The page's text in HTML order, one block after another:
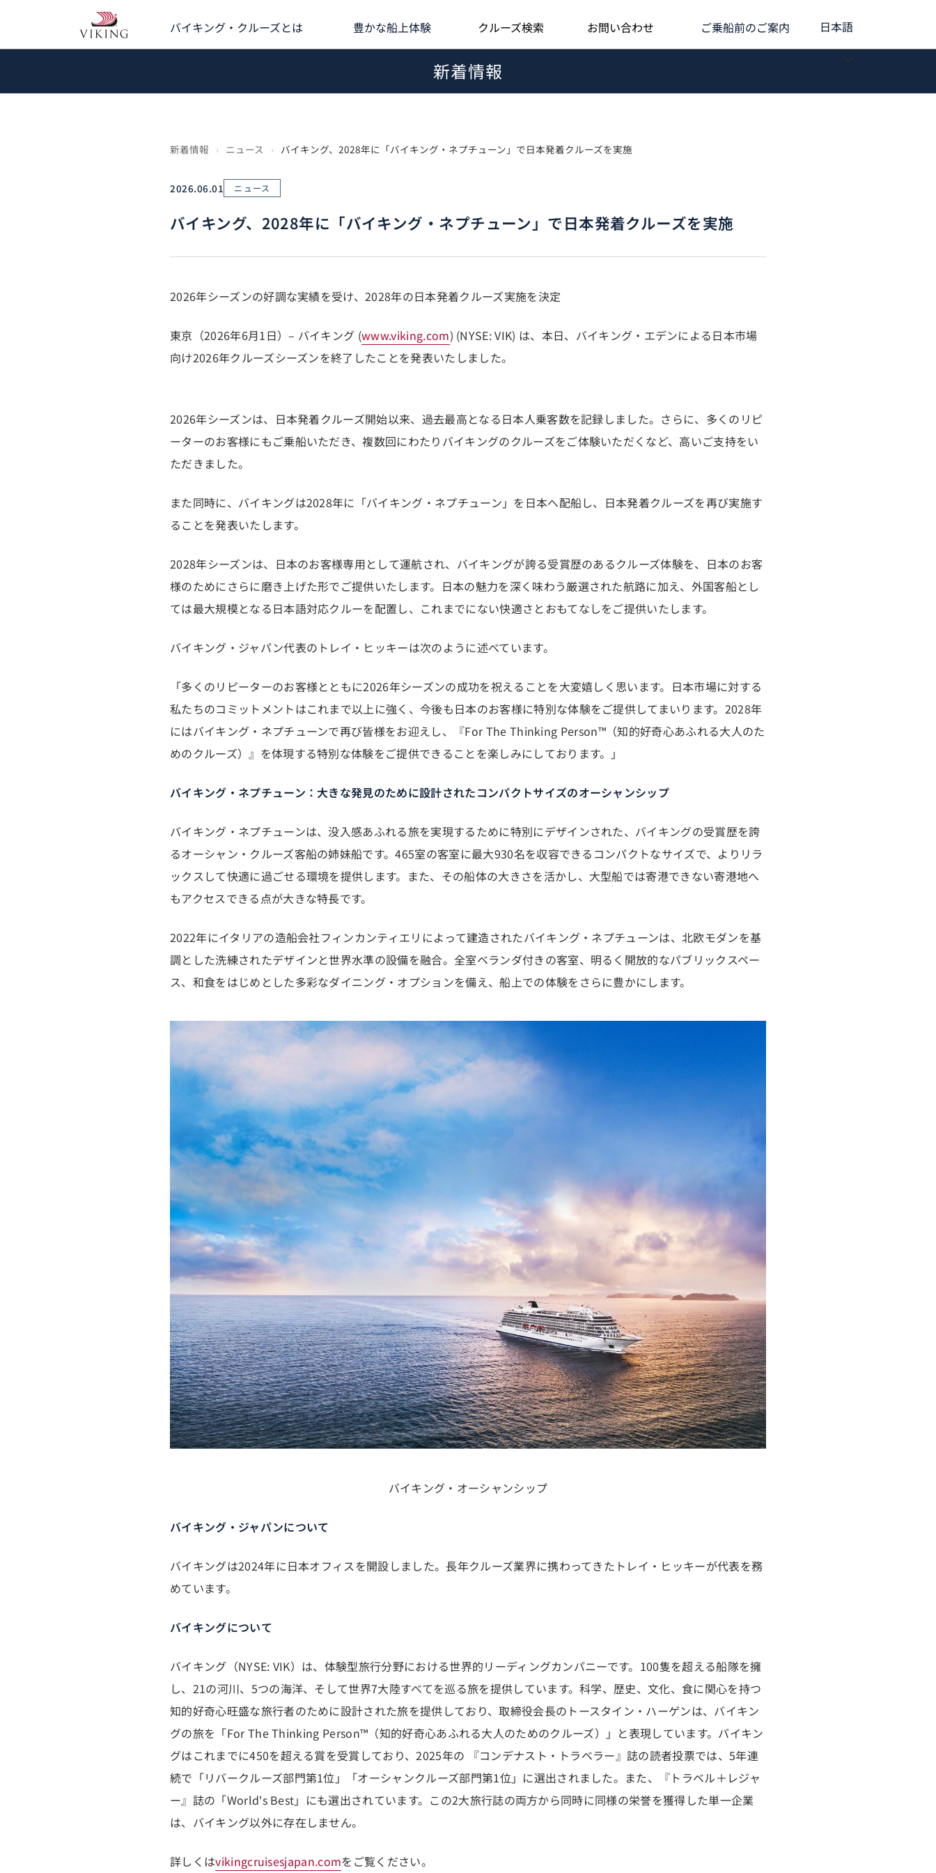
バイキング・クルーズとは 豊かな船上体験 クルーズ検索 お問い合わせ ご乗船前のご案内 日本語
新着情報
新着情報 › ニュース › バイキング、2028年に「バイキング・ネプチューン」で日本発着クルーズを実施
2026.06.01 ニュース
バイキング、2028年に「バイキング・ネプチューン」で日本発着クルーズを実施
2026年シーズンの好調な実績を受け、2028年の日本発着クルーズ実施を決定
東京（2026年6月1日）– バイキング (www.viking.com) (NYSE: VIK) は、本日、バイキング・エデンによる日本市場
向け2026年クルーズシーズンを終了したことを発表いたしました。
2026年シーズンは、日本発着クルーズ開始以来、過去最高となる日本人乗客数を記録しました。さらに、多くのリピ
ーターのお客様にもご乗船いただき、複数回にわたりバイキングのクルーズをご体験いただくなど、高いご支持をい
ただきました。
また同時に、バイキングは2028年に「バイキング・ネプチューン」を日本へ配船し、日本発着クルーズを再び実施す
ることを発表いたします。
2028年シーズンは、日本のお客様専用として運航され、バイキングが誇る受賞歴のあるクルーズ体験を、日本のお客
様のためにさらに磨き上げた形でご提供いたします。日本の魅力を深く味わう厳選された航路に加え、外国客船とし
ては最大規模となる日本語対応クルーを配置し、これまでにない快適さとおもてなしをご提供いたします。
バイキング・ジャパン代表のトレイ・ヒッキーは次のように述べています。
「多くのリピーターのお客様とともに2026年シーズンの成功を祝えることを大変嬉しく思います。日本市場に対する
私たちのコミットメントはこれまで以上に強く、今後も日本のお客様に特別な体験をご提供してまいります。2028年
にはバイキング・ネプチューンで再び皆様をお迎えし、『For The Thinking Person™（知的好奇心あふれる大人のた
めのクルーズ）』を体現する特別な体験をご提供できることを楽しみにしております。」
バイキング・ネプチューン：大きな発見のために設計されたコンパクトサイズのオーシャンシップ
バイキング・ネプチューンは、没入感あふれる旅を実現するために特別にデザインされた、バイキングの受賞歴を誇
るオーシャン・クルーズ客船の姉妹船です。465室の客室に最大930名を収容できるコンパクトなサイズで、よりリラ
ックスして快適に過ごせる環境を提供します。また、その船体の大きさを活かし、大型船では寄港できない寄港地へ
もアクセスできる点が大きな特長です。
2022年にイタリアの造船会社フィンカンティエリによって建造されたバイキング・ネプチューンは、北欧モダンを基
調とした洗練されたデザインと世界水準の設備を融合。全室ベランダ付きの客室、明るく開放的なパブリックスペー
ス、和食をはじめとした多彩なダイニング・オプションを備え、船上での体験をさらに豊かにします。
バイキング・オーシャンシップ
バイキング・ジャパンについて
バイキングは2024年に日本オフィスを開設しました。長年クルーズ業界に携わってきたトレイ・ヒッキーが代表を務
めています。
バイキングについて
バイキング（NYSE: VIK）は、体験型旅行分野における世界的リーディングカンパニーです。100隻を超える船隊を擁
し、21の河川、5つの海洋、そして世界7大陸すべてを巡る旅を提供しています。科学、歴史、文化、食に関心を持つ
知的好奇心旺盛な旅行者のために設計された旅を提供しており、取締役会長のトースタイン・ハーゲンは、バイキン
グの旅を「For The Thinking Person™（知的好奇心あふれる大人のためのクルーズ）」と表現しています。バイキン
グはこれまでに450を超える賞を受賞しており、2025年の 『コンデナスト・トラベラー』誌の読者投票では、5年連
続で「リバークルーズ部門第1位」「オーシャンクルーズ部門第1位」に選出されました。また、『トラベル＋レジャ
ー』誌の「World's Best」にも選出されています。この2大旅行誌の両方から同時に同様の栄誉を獲得した単一企業
は、バイキング以外に存在しません。
詳しくはvikingcruisesjapan.comをご覧ください。